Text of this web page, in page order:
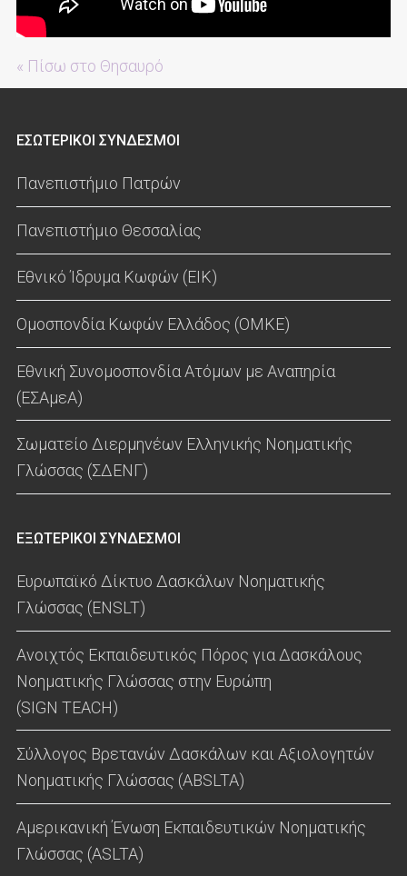
« Πίσω στο Θησαυρό
ΕΣΩΤΕΡΙΚΟΙ ΣΥΝΔΕΣΜΟΙ
Πανεπιστήμιο Πατρών
Πανεπιστήμιο Θεσσαλίας
Εθνικό Ίδρυμα Κωφών (ΕΙΚ)
Ομοσπονδία Κωφών Ελλάδος (ΟΜΚΕ)
Εθνική Συνομοσπονδία Ατόμων με Αναπηρία
(ΕΣΑμεΑ)
Σωματείο Διερμηνέων Ελληνικής Νοηματικής
Γλώσσας (ΣΔΕΝΓ)
ΕΞΩΤΕΡΙΚΟΙ ΣΥΝΔΕΣΜΟΙ
Ευρωπαϊκό Δίκτυο Δασκάλων Νοηματικής
Γλώσσας (ENSLT)
Ανοιχτός Εκπαιδευτικός Πόρος για Δασκάλους
Νοηματικής Γλώσσας στην Ευρώπη
(SIGN TEACH)
Σύλλογος Βρετανών Δασκάλων και Αξιολογητών
Νοηματικής Γλώσσας (ABSLTA)
Αμερικανική Ένωση Εκπαιδευτικών Νοηματικής
Γλώσσας (ASLTA)